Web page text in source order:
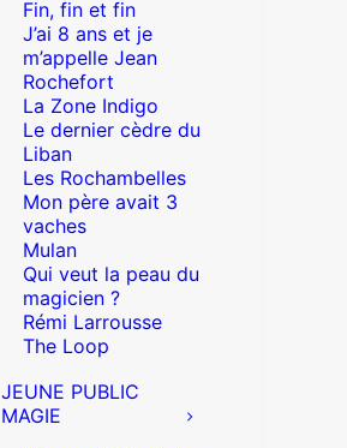
Fin, fin et fin
J’ai 8 ans et je
m’appelle Jean
Rochefort
La Zone Indigo
Le dernier cèdre du
Liban
Les Rochambelles
Mon père avait 3
vaches
Mulan
Qui veut la peau du
magicien ?
Rémi Larrousse
The Loop
JEUNE PUBLIC
MAGIE